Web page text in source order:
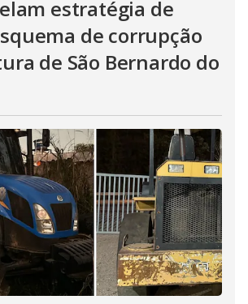
estratégia de
de corrupção
de São Bernardo do